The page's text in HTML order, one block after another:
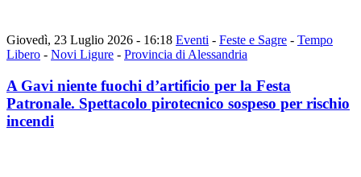
Giovedì, 23 Luglio 2026 - 16:18 Eventi - Feste e Sagre - Tempo
Libero - Novi Ligure - Provincia di Alessandria
A Gavi niente fuochi d’artificio per la Festa
Patronale. Spettacolo pirotecnico sospeso per rischio
incendi